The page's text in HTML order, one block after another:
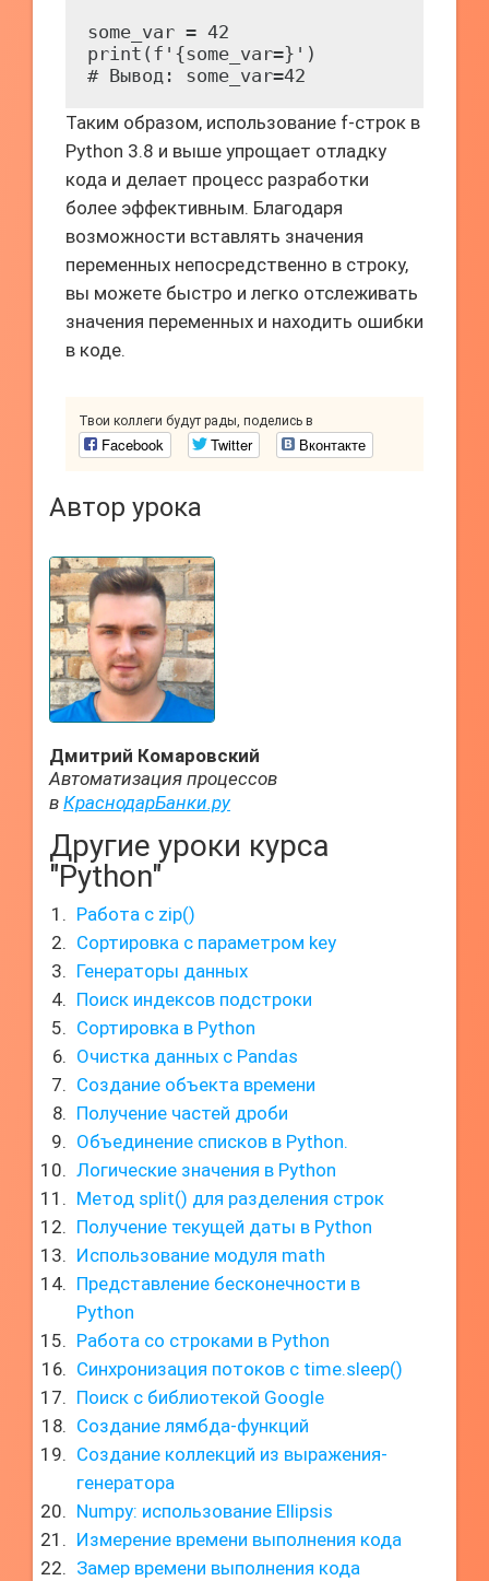
some_var = 42
print(f'{some_var=}')
Таким образом, использование f-строк в
Python 3.8 и выше упрощает отладку
кода и делает процесс разработки
более эффективным. Благодаря
возможности вставлять значения
переменных непосредственно в строку,
вы можете быстро и легко отслеживать
значения переменных и находить ошибки
в коде.
Твои коллеги будут рады, поделись в
Facebook Twitter Вконтакте
Автор урока
Дмитрий Комаровский
Автоматизация процессов
в КраснодарБанки.ру
Другие уроки курса
"Python"
Работа с zip()
Сортировка с параметром key
Генераторы данных
Поиск индексов подстроки
Сортировка в Python
Очистка данных с Pandas
Создание объекта времени
Получение частей дроби
Объединение списков в Python.
Логические значения в Python
Метод split() для разделения строк
Получение текущей даты в Python
Использование модуля math
Представление бесконечности в
Python
Работа со строками в Python
Синхронизация потоков с time.sleep()
Поиск с библиотекой Google
Создание лямбда-функций
Создание коллекций из выражения-
генератора
Numpy: использование Ellipsis
Измерение времени выполнения кода
Замер времени выполнения кода